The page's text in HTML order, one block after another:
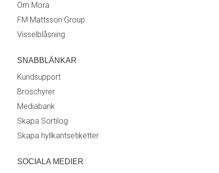
Om Mora
FM Mattsson Group
Visselblåsning
SNABBLÄNKAR
Kundsupport
Broschyrer
Mediabank
Skapa Sortilog
Skapa hyllkantsetiketter
SOCIALA MEDIER